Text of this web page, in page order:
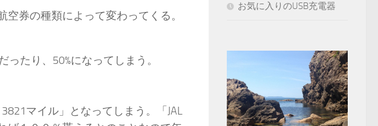
券の種類によって変わってくる。
たり、50%になってしまう。
マイル」となってしまう。「JAL
お気に入りのUSB充電器